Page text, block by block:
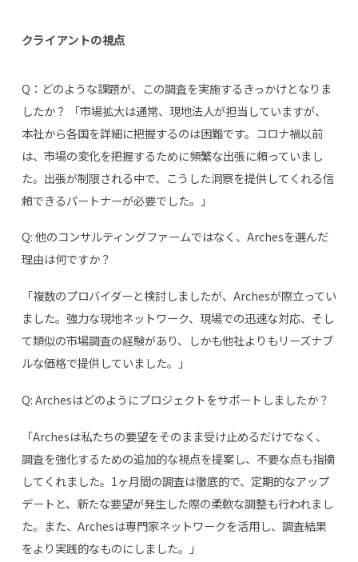
クライアントの視点
Q：どのような課題が、この調査を実施するきっかけとなりま
したか？ 「市場拡大は通常、現地法人が担当していますが、
本社から各国を詳細に把握するのは困難です。コロナ禍以前
は、市場の変化を把握するために頻繁な出張に頼っていまし
た。出張が制限される中で、こうした洞察を提供してくれる信
頼できるパートナーが必要でした。」
Q: 他のコンサルティングファームではなく、Archesを選んだ
理由は何ですか？
「複数のプロバイダーと検討しましたが、Archesが際立ってい
ました。強力な現地ネットワーク、現場での迅速な対応、そし
て類似の市場調査の経験があり、しかも他社よりもリーズナブ
ルな価格で提供していました。」
Q: Archesはどのようにプロジェクトをサポートしましたか？
「Archesは私たちの要望をそのまま受け止めるだけでなく、
調査を強化するための追加的な視点を提案し、不要な点も指摘
してくれました。1ヶ月間の調査は徹底的で、定期的なアップ
デートと、新たな要望が発生した際の柔軟な調整も行われまし
た。また、Archesは専門家ネットワークを活用し、調査結果
をより実践的なものにしました。」